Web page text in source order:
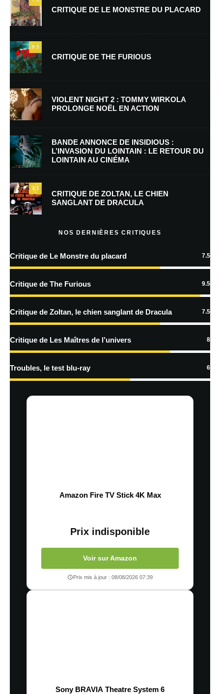
Nom*
E-mail
Enregistrer mon nom, mon e-mail et mon site dans le navigateur pour
mon prochain commentaire.
Prévenez-moi de tous les nouveaux commentaires par e-mail.
Prévenez-moi de tous les nouveaux articles par e-mail.
En savoir
traitées
CRITIQUE DE LE MONSTRE DU PLACARD
9.5
CRITIQUE DE THE FURIOUS
VIOLENT NIGHT 2 : TOMMY WIRKOLA
PROLONGE NOËL EN ACTION
BANDE ANNONCE DE INSIDIOUS :
L’INVASION DU LOINTAIN : LE RETOUR DU
LOINTAIN AU CINÉMA
7.5
CRITIQUE DE ZOLTAN, LE CHIEN
SANGLANT DE DRACULA
NOS DERNIÈRES CRITIQUES
Critique de Le Monstre du placard 7.5
Critique de The Furious 9.5
Critique de Zoltan, le chien sanglant de Dracula 7.5
Critique de Les Maîtres de l’univers 8
Troubles, le test blu-ray 6
Amazon Fire TV Stick 4K Max
Prix indisponible
Voir sur Amazon
Prix mis à jour : 08/08/2026 07:39
Sony BRAVIA Theatre System 6